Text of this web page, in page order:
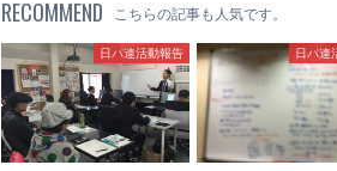
RECOMMEND こちらの記事も人気です。
日パ連活動報告 日パ連